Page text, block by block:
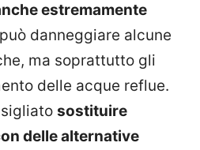
estremamente
danneggiare alcune
ma soprattutto gli
delle acque reflue.
sostituire
delle alternative